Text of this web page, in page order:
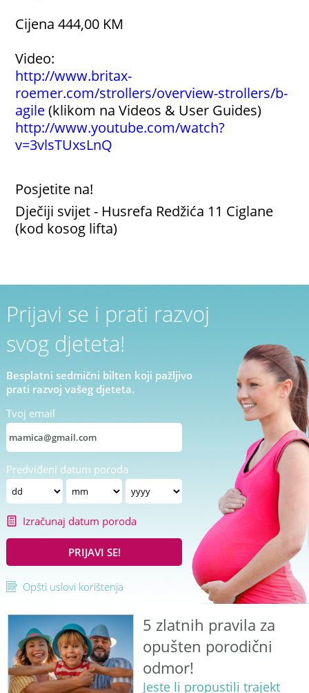
Cijena 444,00 KM
Video:
http://www.britax-
roemer.com/strollers/overview-strollers/b-
agile(klikom na Videos & User Guides)
http://www.youtube.com/watch?
v=3vlsTUxsLnQ
Posjetite na!
Dječiji svijet - Husrefa Redžića 11 Ciglane
(kod kosog lifta)
Prijavi se i prati razvoj
svog djeteta!
Besplatni sedmični bilten koji pažljivo
prati razvoj vašeg djeteta.
Tvoj email
Predviđeni datum poroda
Izračunaj datum poroda
PRIJAVI SE!
Opšti uslovi korištenja
5 zlatnih pravila za
opušten porodični
odmor!
Jeste li propustili trajekt